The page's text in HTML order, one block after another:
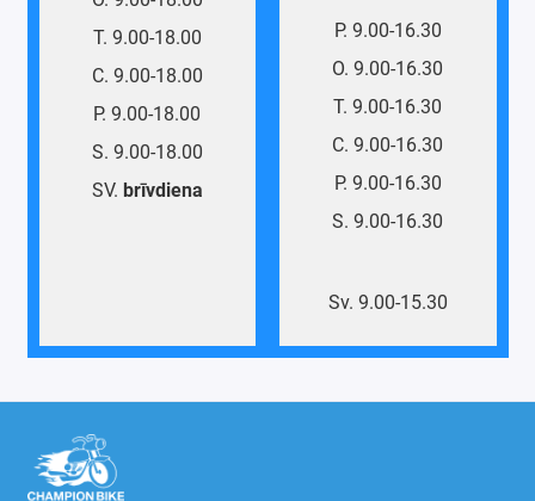
T. 9.00-18.00
C. 9.00-18.00
P. 9.00-18.00
S. 9.00-18.00
SV. brīvdiena
P. 9.00-16.30
O. 9.00-16.30
T. 9.00-16.30
C. 9.00-16.30
P. 9.00-16.30
S. 9.00-16.30
Sv. 9.00-15.30